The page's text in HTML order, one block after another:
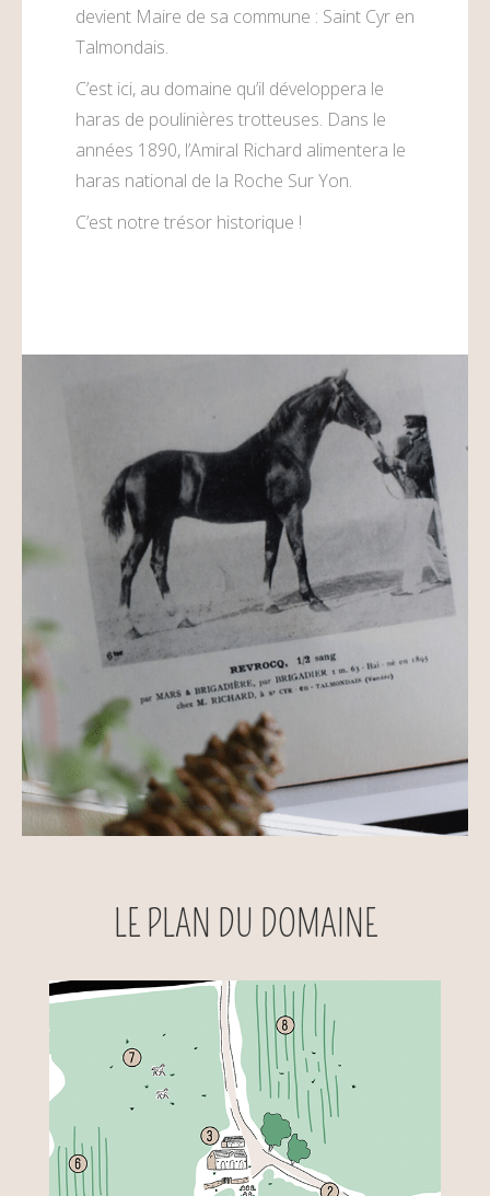
devient Maire de sa commune : Saint Cyr en
Talmondais.
C’est ici, au domaine qu’il développera le
haras de poulinières trotteuses. Dans le
années 1890, l’Amiral Richard alimentera le
haras national de la Roche Sur Yon.
C’est notre trésor historique !
LE PLAN DU DOMAINE